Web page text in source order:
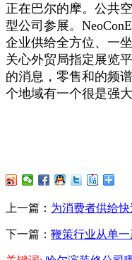
正在巴尔的摩。公共
型公司参展。
企业供给全方位、一
关心外贸局指定展览
的消息，零售和的频
个地域有一个很是强
上一篇： 为消费者供给
下一篇： 鞭策行业从单